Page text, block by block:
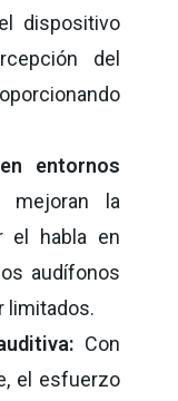
dispositivo
del
entornos
mejoran la
el habla en
audífonos
limitados.
Con
el esfuerzo